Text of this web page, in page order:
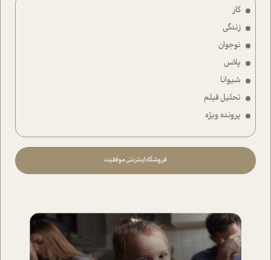
کار
زندگی
نوجوان
پلاس
شیوانا
تحلیل فیلم
پرونده ویژه
فروشگاه اینترنتی موفقیت